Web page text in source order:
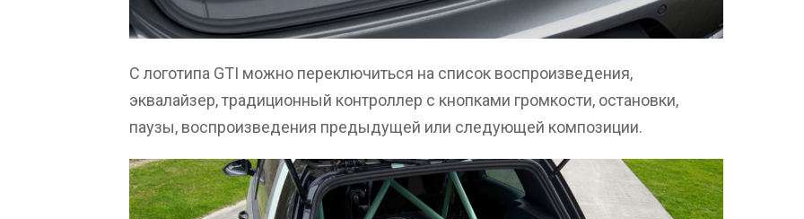
С логотипа GTI можно переключиться на список воспроизведения,
эквалайзер, традиционный контроллер с кнопками громкости, остановки,
паузы, воспроизведения предыдущей или следующей композиции.